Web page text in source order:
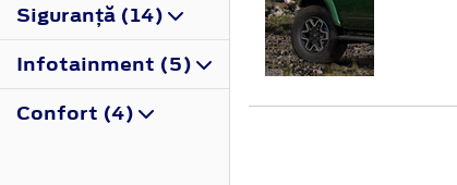
Siguranţă (14)
Infotainment (5)
Confort (4)